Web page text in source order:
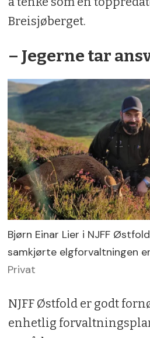
Breisjøberget.
– Jegerne tar
Bjørn Einar Lier i NJFF
samkjørte elgforvaltningen
Privat
NJFF Østfold er godt
enhetlig